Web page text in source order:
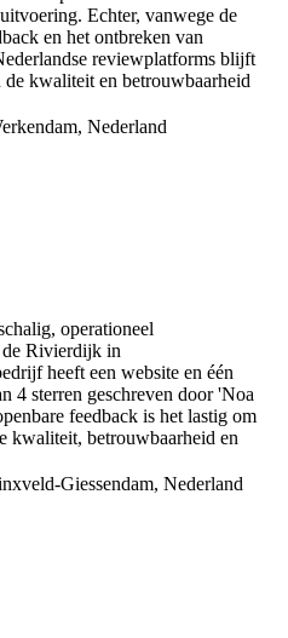
Echter, vanwege de
en het ontbreken van
reviewplatforms blijft
kwaliteit en betrouwbaarheid
Nederland
operationeel
de Rivierdijk in
heeft een website en één
4 sterren geschreven door 'Noa
feedback is het lastig om
kwaliteit, betrouwbaarheid en
Giessendam, Nederland